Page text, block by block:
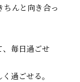
んと向き合っ
毎日過ごせ
過ごせる。